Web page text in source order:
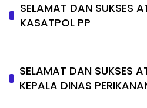
SELAMAT DAN SUKSES
KASATPOL PP
SELAMAT DAN SUKSES
KEPALA DINAS